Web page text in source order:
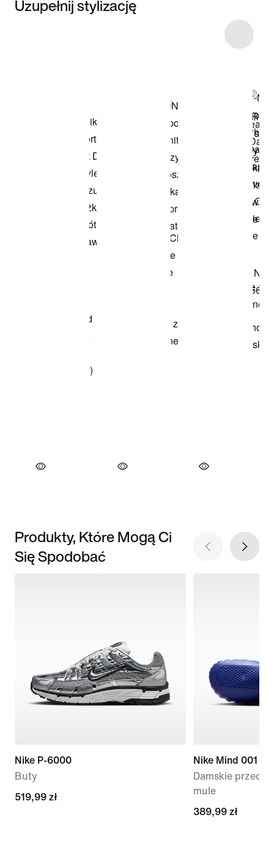
Uzupełnij stylizację
Produkty, Które Mogą Ci
Się Spodobać
Nike P-6000
Buty
519,99 zł
519,99 zł
Nike Mind 001
Damskie
mule
389,99 zł
389,99 zł